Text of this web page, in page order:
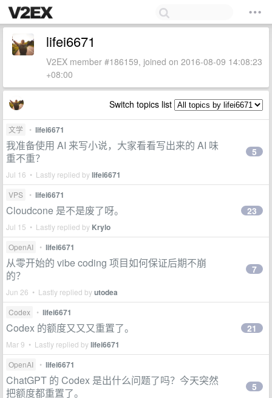
lifei6671
V2EX member #186159, joined on 2016-08-09 14:08:23
+08:00
Switch topics list
文学 • lifei6671
我准备使用 AI 来写小说，大家看看写出来的 AI 味
重不重？
Jul 16 • Lastly replied bylifei6671
5
VPS • lifei6671
Cloudcone 是不是废了呀。
Jul 15 • Lastly replied by Krylo
23
OpenAI • lifei6671
从零开始的 vibe coding 项目如何保证后期不崩
的？
Jun 26 • Lastly replied byutodea
7
Codex • lifei6671
Codex 的额度又又又重置了。
Mar 9 • Lastly replied bylifei6671
21
OpenAI • lifei6671
ChatGPT 的 Codex 是出什么问题了吗？今天突然
把额度都重置了。
5